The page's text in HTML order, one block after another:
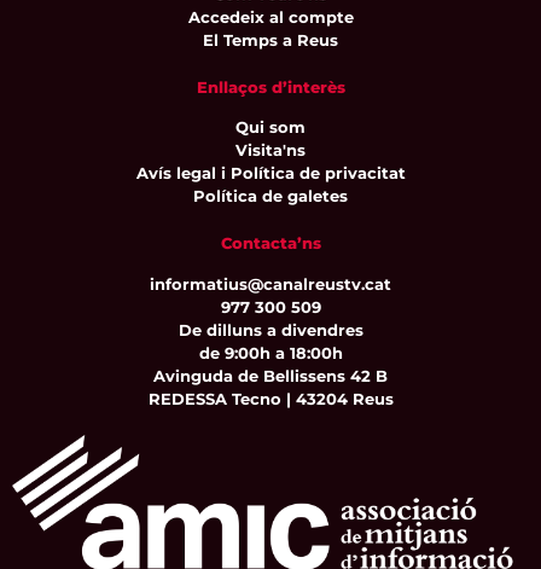
Accedeix al compte
El Temps a Reus
Enllaços d’interès
Qui som
Visita'ns
Avís legal i Política de privacitat
Política de galetes
Contacta’ns
informatius@canalreustv.cat
977 300 509
De dilluns a divendres
de 9:00h a 18:00h
Avinguda de Bellissens 42 B
REDESSA Tecno | 43204 Reus